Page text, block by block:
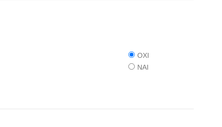
ΟΧΙ
ΝΑΙ